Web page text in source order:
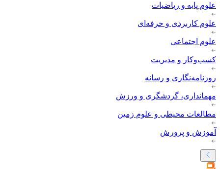
علوم پایه و ریاضیات
علوم کاربردی و حرفه‌ای
علوم اجتماعی
کسب‌وکار و مدیریت
روزنامه‌نگاری و رسانه
مهمانداری، گردشگری و ورزش
مطالعات محیطی و علوم زمین
آموزش و پرورش